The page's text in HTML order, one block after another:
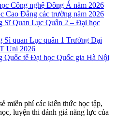
Công nghệ Đông Á năm 2026
Cao Đẳng các trường năm 2026
Sĩ Quan Lục Quân 2 – Đại học
Sĩ quan Lục quân 1 Trường Đại
Uni 2026
Quốc tế Đại học Quốc gia Hà Nội
miễn phí các kiến thức học tập,
luyện thi đánh giá năng lực của